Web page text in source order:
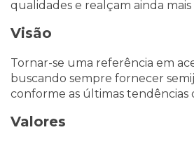
qualidades e realçam ainda mais
Visão
Tornar-se uma referência em
buscando sempre fornecer
conforme as últimas tendências
Valores